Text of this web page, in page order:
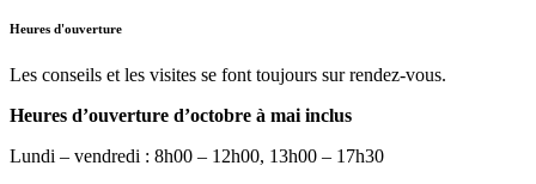
Heures d'ouverture
Les conseils et les visites se font toujours sur rendez-vous.
Heures d’ouverture d’octobre à mai inclus
Lundi – vendredi : 8h00 – 12h00, 13h00 – 17h30